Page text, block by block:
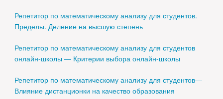
Репетитор по математическому анализу для студентов.
Пределы. Деление на высшую степень
Репетитор по математическому анализу для студентов
онлайн-школы — Критерии выбора онлайн-школы
Репетитор по математическому анализу для студентов—
Влияние дистанционки на качество образования